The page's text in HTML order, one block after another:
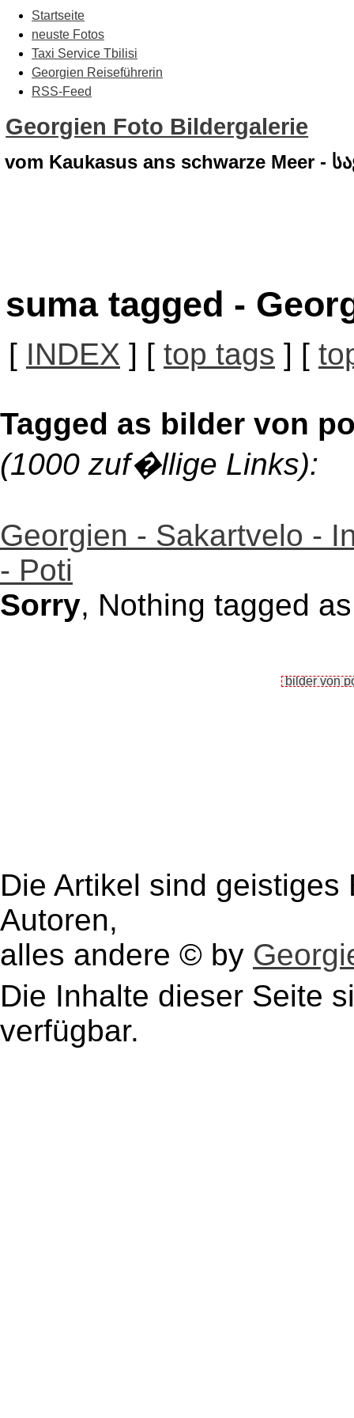
Startseite
neuste Fotos
Taxi Service Tbilisi
Georgien Reiseführerin
RSS-Feed
Georgien Foto Bildergalerie
vom Kaukasus ans schwarze Meer -
suma tagged -
[ INDEX ] [ top tags ] [
Tagged as bilder von
(1000 zuf�llige Links):
Georgien - Sakartvelo -
- Poti
Sorry, Nothing tagged
Die Artikel sind
Autoren,
alles andere © by
Die Inhalte dieser Seite
verfügbar.